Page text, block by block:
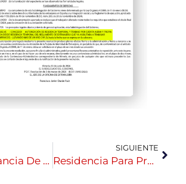
La Importancia De La Asesoría Profesional
SIGUIENTE
Residencia Para Profesionales Altamente Cualificados (PAC): Todo Lo Que Necesitas Saber